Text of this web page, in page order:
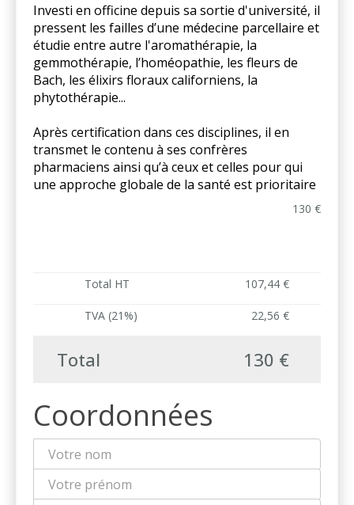
Investi en officine depuis sa sortie d'université, il
pressent les failles d’une médecine parcellaire et
étudie entre autre l'aromathérapie, la
gemmothérapie, l’homéopathie, les fleurs de
Bach, les élixirs floraux californiens, la
phytothérapie...
Après certification dans ces disciplines, il en
transmet le contenu à ses confrères
pharmaciens ainsi qu’à ceux et celles pour qui
une approche globale de la santé est prioritaire
130 €
Total HT 107,44 €
TVA (21%) 22,56 €
Total 130 €
Coordonnées